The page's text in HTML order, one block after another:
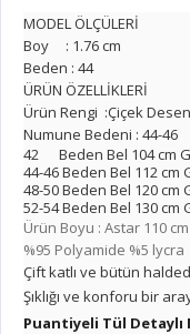
MODEL ÖLÇÜLERİ
Boy : 1.76 cm
Beden : 44
ÜRÜN ÖZELLİKLERİ
Ürün Rengi :Çiçek
Numune Bedeni : 44-46
42 Beden Bel 104 cm
44-46 Beden Bel 112 cm
48-50 Beden Bel 120 cm
52-54 Beden Bel 130 cm
Ürün Boyu : Astar 110
%95 Polyamide %5 lycra
Çift katlı ve bütün
Şıklığı ve konforu bir
Puantiyeli Tül Detaylı